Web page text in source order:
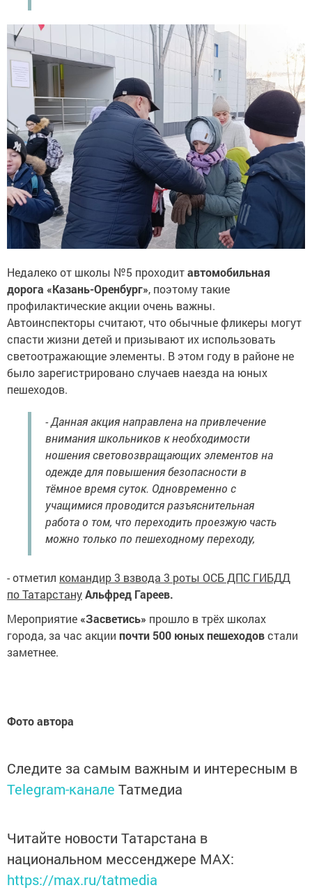
Недалеко от школы №5 проходитавтомобильная
дорога «Казань-Оренбург», поэтому такие
профилактические акции очень важны.
Автоинспекторы считают, что обычные фликеры могут
спасти жизни детей и призывают их использовать
светоотражающие элементы. В этом году в районе не
было зарегистрировано случаев наезда на юных
пешеходов.
- Данная акция направлена на привлечение
внимания школьников к необходимости
ношения световозвращающих элементов на
одежде для повышения безопасности в
тёмное время суток. Одновременно с
учащимися проводится разъяснительная
работа о том, что переходить проезжую часть
можно только по пешеходному переходу,
- отметил командир 3 взвода 3 роты ОСБ ДПС ГИБДД
по ТатарстануАльфред Гареев.
Мероприятие «Засветись» прошло в трёх школах
города, за час акции почти 500 юных пешеходовстали
заметнее.
Фото автора
Следите за самым важным и интересным в
Telegram-канале Татмедиа
Читайте новости Татарстана в
национальном мессенджере MАХ:
https://max.ru/tatmedia